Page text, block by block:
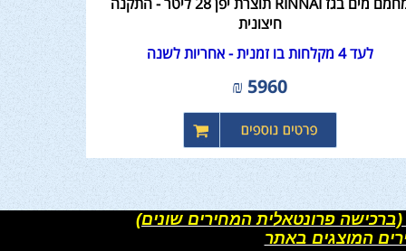
חיצונית
לעד 4 מקלחות בו זמנית - אחריות לשנה
5960
₪
פרונטאלית המחירים שונים)
המוצגים באתר